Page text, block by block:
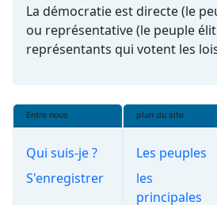
La démocratie est directe (le
ou représentative (le peuple
représentants qui votent les
Entre nous
Qui suis-je ?
S'enregistrer
plan du site
Les peuples
les
principales